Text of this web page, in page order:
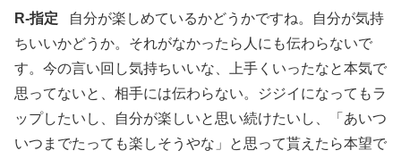
R-指定 自分が楽しめているかどうかですね。自分が気持
ちいいかどうか。それがなかったら人にも伝わらないで
す。今の言い回し気持ちいいな、上手くいったなと本気で
思ってないと、相手には伝わらない。ジジイになってもラ
ップしたいし、自分が楽しいと思い続けたいし、「あいつ
いつまでたっても楽しそうやな」と思って貰えたら本望で